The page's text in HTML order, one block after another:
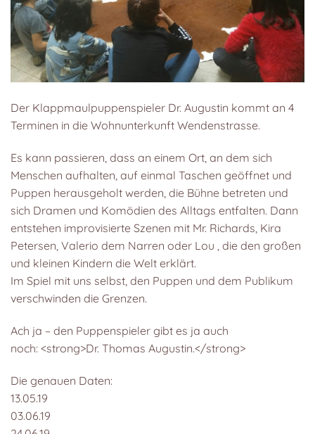
Der Klappmaulpuppenspieler Dr. Augustin kommt an 4
Terminen in die Wohnunterkunft Wendenstrasse.
Es kann passieren, dass an einem Ort, an dem sich
Menschen aufhalten, auf einmal Taschen geöffnet und
Puppen herausgeholt werden, die Bühne betreten und
sich Dramen und Komödien des Alltags entfalten. Dann
entstehen improvisierte Szenen mit Mr. Richards, Kira
Petersen, Valerio dem Narren oder Lou , die den großen
und kleinen Kindern die Welt erklärt.
Im Spiel mit uns selbst, den Puppen und dem Publikum
verschwinden die Grenzen.
Ach ja – den Puppenspieler gibt es ja auch
noch: <strong>Dr. Thomas Augustin.</strong>
Die genauen Daten:
13.05.19
03.06.19